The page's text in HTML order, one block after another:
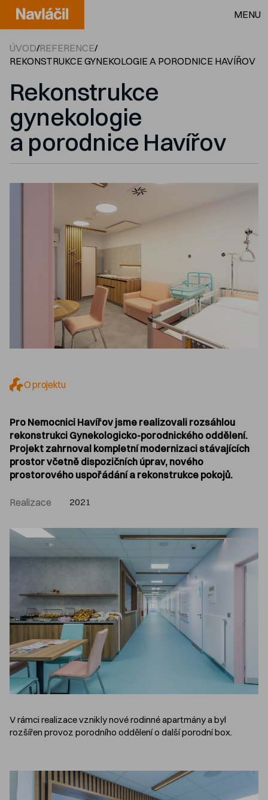
MENU
ÚVOD/REFERENCE/
REKONSTRUKCE GYNEKOLOGIE A PORODNICE HAVÍŘOV
Rekonstrukce
gynekologie
a porodnice Havířov
O projektu
Pro Nemocnici Havířov jsme realizovali rozsáhlou
rekonstrukci Gynekologicko-porodnického oddělení.
Projekt zahrnoval kompletní modernizaci stávajících
prostor včetně dispozičních úprav, nového
prostorového uspořádání a rekonstrukce pokojů.
Realizace 2021
V rámci realizace vznikly nové rodinné apartmány a byl
rozšířen provoz porodního oddělení o další porodní box.